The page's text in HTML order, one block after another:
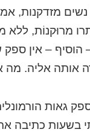
מזדקנות,
מרוּקנוֹת,
הוסיף – אין
אותה אליה.
גאות
בשעות כתיבה